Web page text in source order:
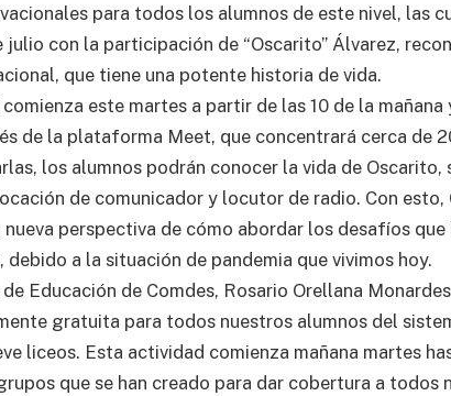
para todos los alumnos de este nivel, las
julio con la participación de “Oscarito” Álvarez,
que tiene una potente historia de vida.
este martes a partir de las 10 de la mañana
de la plataforma Meet, que concentrará cerca de
los alumnos podrán conocer la vida de Oscarito,
de comunicador y locutor de radio. Con
nueva perspectiva de cómo abordar los desafíos
debido a la situación de pandemia que vivimos hoy.
Educación de Comdes, Rosario Orellana
gratuita para todos nuestros alumnos del
liceos. Esta actividad comienza mañana martes
que se han creado para dar cobertura a todos